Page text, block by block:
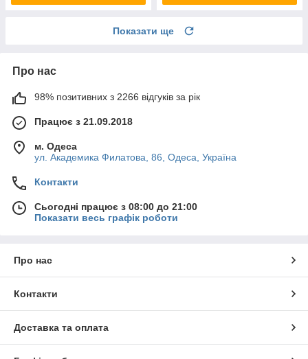
Показати ще
Про нас
98% позитивних з 2266 відгуків за рік
Працює з 21.09.2018
м. Одеса
ул. Академика Филатова, 86, Одеса, Україна
Контакти
Сьогодні працює з 08:00 до 21:00
Показати весь графік роботи
Про нас
Контакти
Доставка та оплата